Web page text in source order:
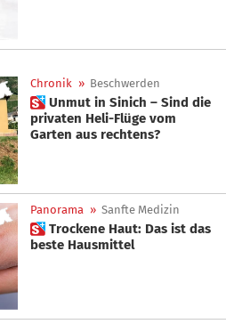
Chronik » Beschwerden
 Unmut in Sinich – Sind die
privaten Heli-Flüge vom
Garten aus rechtens?
Panorama » Sanfte Medizin
 Trockene Haut: Das ist das
beste Hausmittel